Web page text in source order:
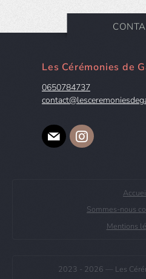
Les Cérémonies de
0650784737
Sommes-nous
Mentions
2023 - 2026 — Les